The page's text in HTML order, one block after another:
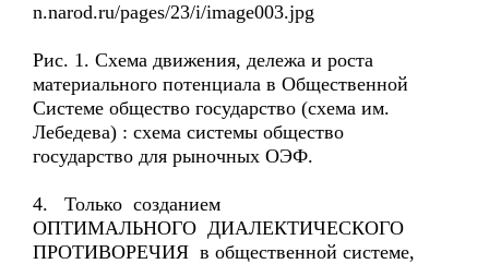
n.narod.ru/pages/23/i/image003.jpg
Рис. 1. Схема движения, дележа и роста
материального потенциала в Общественной
Системе общество государство (схема им.
Лебедева) : схема системы общество
государство для рыночных ОЭФ.
4. Только созданием
ОПТИМАЛЬНОГО ДИАЛЕКТИЧЕСКОГО
ПРОТИВОРЕЧИЯ в общественной системе,